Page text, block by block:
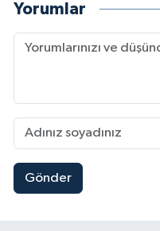
Yorumlar
Gönder